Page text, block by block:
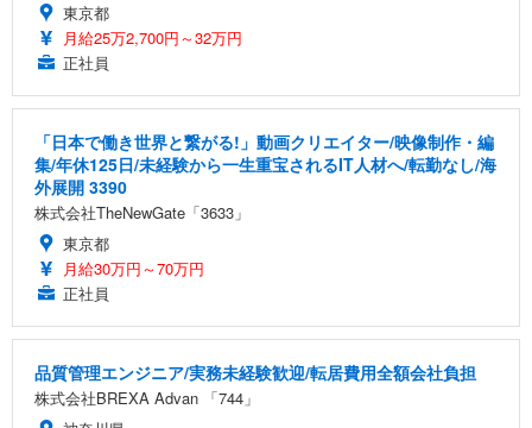
東京都
月給25万2,700円～32万円
正社員
「日本で働き世界と繋がる!」動画クリエイター/映像制作・編
集/年休125日/未経験から一生重宝されるIT人材へ/転勤なし/海
外展開 3390
株式会社TheNewGate「3633」
東京都
月給30万円～70万円
正社員
品質管理エンジニア/実務未経験歓迎/転居費用全額会社負担
株式会社BREXA Advan 「744」